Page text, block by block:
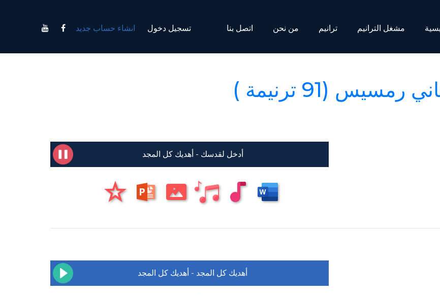
تسجيل دخول انشاء حساب جديد مشغل الترانيم ترانيم من نحن اتصل بنا
رمسيس (91 ترنيمة )
أدخل لقدسك - أهديك كل المجد
أهديك كل المجد - أهديك كل المجد